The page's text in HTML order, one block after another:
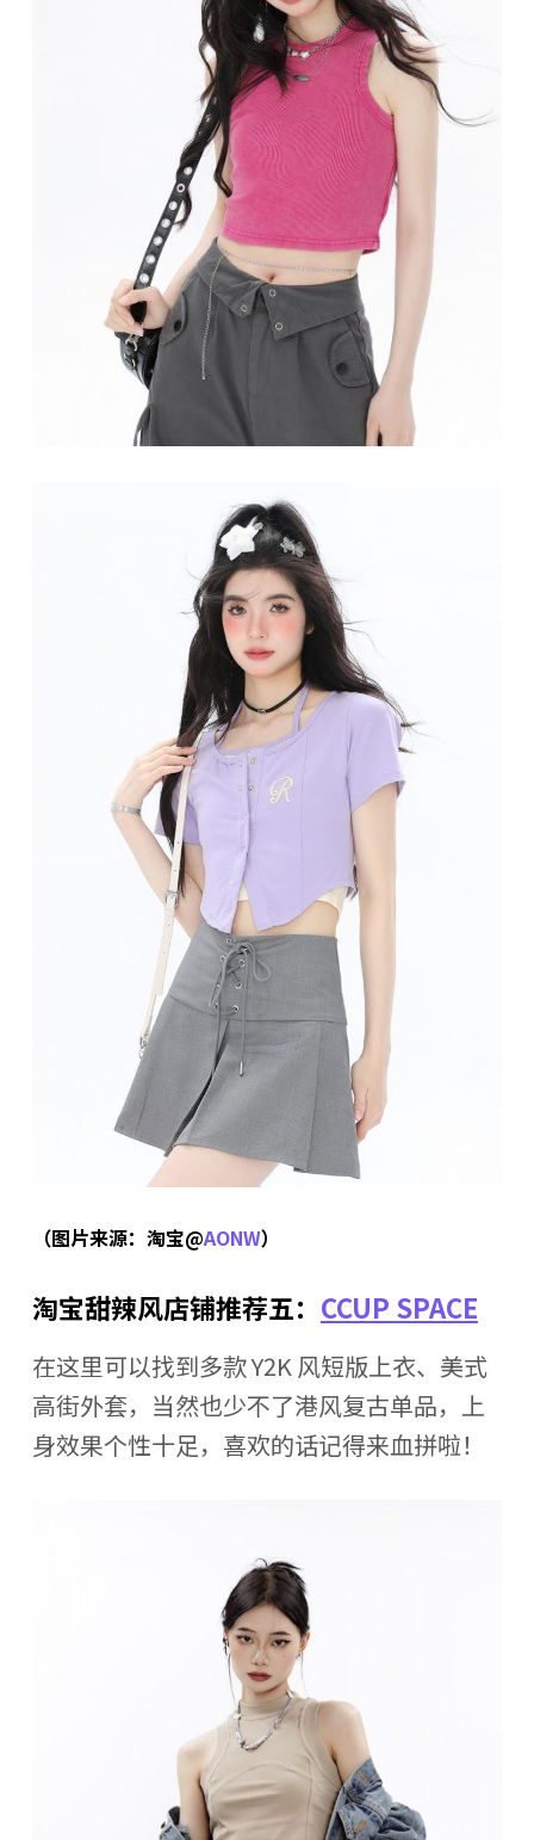
（图片来源：淘宝@AONW）
淘宝甜辣风店铺推荐五： CCUP SPACE
在这里可以找到多款 Y2K 风短版上衣、美式
高街外套，当然也少不了港风复古单品，上
身效果个性十足，喜欢的话记得来血拼啦！